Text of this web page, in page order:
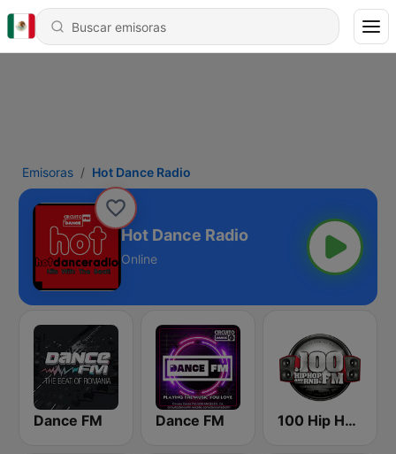
Emisoras Hot Dance Radio
Hot Dance Radio
Online
Dance FM Dance FM 100 Hip Hop and RNB FM